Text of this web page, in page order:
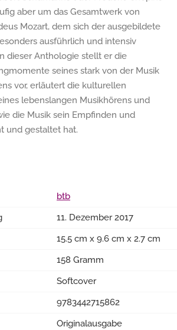
aber um das Gesamtwerk von
Mozart, dem sich der ausgebildete
ausführlich und intensiv
dieser Anthologie stellt er die
seines stark von der Musik
vor, erläutert die kulturellen
lebenslangen Musikhörens und
die Musik sein Empfinden und
und gestaltet hat.
btb
11. Dezember 2017
15.5 cm x 9.6 cm x 2.7 cm
158 Gramm
Softcover
9783442715862
Originalausgabe